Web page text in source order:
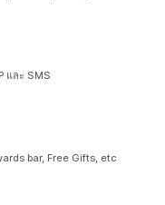
และ SMS
bar, Free Gifts, etc